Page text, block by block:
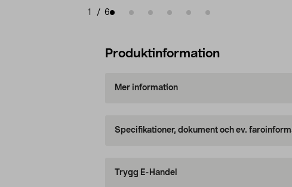
1 / 6
Produktinformation
Mer information
Specifikationer, dokument och ev.
Trygg E-Handel